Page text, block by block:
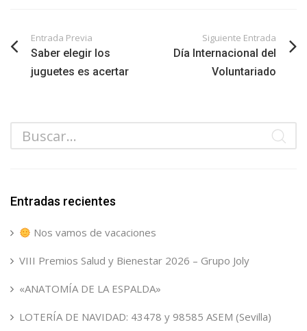
Entrada Previa
Saber elegir los
juguetes es acertar
Siguiente Entrada
Día Internacional del
Voluntariado
Entradas recientes
Nos vamos de vacaciones
VIII Premios Salud y Bienestar 2026 – Grupo Joly
«ANATOMÍA DE LA ESPALDA»
LOTERÍA DE NAVIDAD: 43478 y 98585 ASEM (Sevilla)